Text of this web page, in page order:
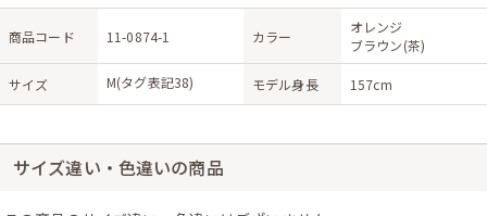
商品コード 11-0874-1 カラー
オレンジ
ブラウン(茶)
サイズ M(タグ表記38) モデル身長 157cm
サイズ違い・色違いの商品